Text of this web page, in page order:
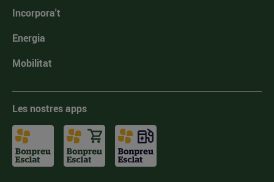
Incorpora't
Energia
Mobilitat
Les nostres apps